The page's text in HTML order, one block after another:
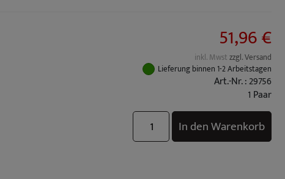
51,96 €
inkl. Mwstzzgl. Versand
Lieferung binnen 1-2 Arbeitstagen
Art.-Nr. : 29756
1 Paar
In den Warenkorb